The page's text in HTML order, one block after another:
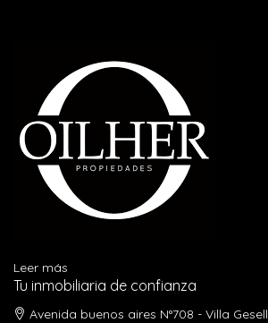
Leer más
Tu inmobiliaria de confianza
Avenida buenos aires N°708 - Villa Gesell